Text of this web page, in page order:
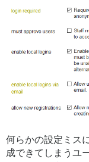
何らかの設定ミス
成できてしまうユ